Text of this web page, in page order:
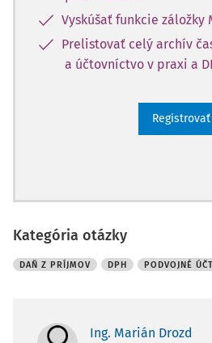
Vyskúšať funkcie záložky
Prelistovať celý archív
a účtovníctvo v praxi a
Registrovať
Kategória otázky
DAŇ Z PRÍJMOV DPH PODVOJNÉ
Ing. Marián Drozd